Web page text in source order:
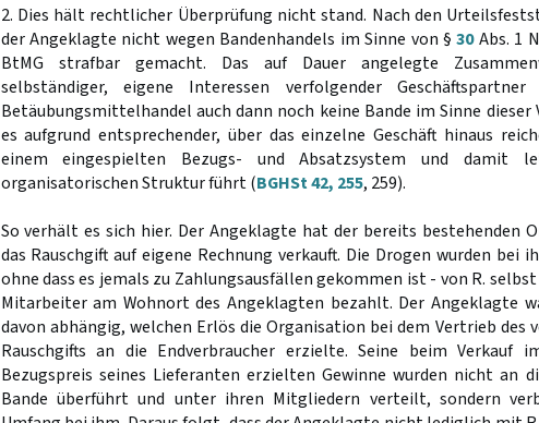
2. Dies hält rechtlicher Überprüfung nicht stand. Nach den
der Angeklagte nicht wegen Bandenhandels im Sinne von §30Abs. 1
BtMG strafbar gemacht. Das auf Dauer angelegte
selbständiger, eigene Interessen verfolgender
Betäubungsmittelhandel auch dann noch keine Bande im Sinne dieser
es aufgrund entsprechender, über das einzelne Geschäft hinaus
einem eingespielten Bezugs- und Absatzsystem und damit
organisatorischen Struktur führt (BGHSt 42, 255, 259).
So verhält es sich hier. Der Angeklagte hat der bereits bestehenden
das Rauschgift auf eigene Rechnung verkauft. Die Drogen wurden bei
ohne dass es jemals zu Zahlungsausfällen gekommen ist - von R.
Mitarbeiter am Wohnort des Angeklagten bezahlt. Der Angeklagte
davon abhängig, welchen Erlös die Organisation bei dem Vertrieb des
Rauschgifts an die Endverbraucher erzielte. Seine beim Verkauf
Bezugspreis seines Lieferanten erzielten Gewinne wurden nicht an
Bande überführt und unter ihren Mitgliedern verteilt, sondern